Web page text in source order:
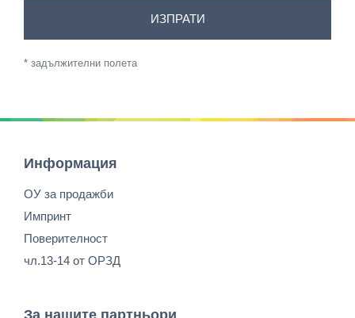
ИЗПРАТИ
* задължителни полета
Информация
ОУ за продажби
Импринт
Поверителност
чл.13-14 от ОРЗД
За нашите партньори